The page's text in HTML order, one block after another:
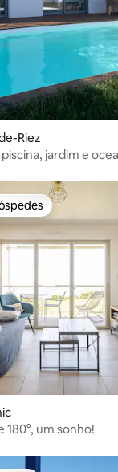
Riez
jardim e
dos
180°, um sonho!